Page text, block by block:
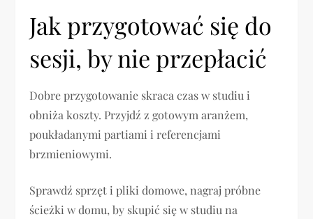
Jak przygotować się do
sesji, by nie przepłacić
Dobre przygotowanie skraca czas w studiu i
obniża koszty. Przyjdź z gotowym aranżem,
poukładanymi partiami i referencjami
brzmieniowymi.
Sprawdź sprzęt i pliki domowe, nagraj próbne
ścieżki w domu, by skupić się w studiu na